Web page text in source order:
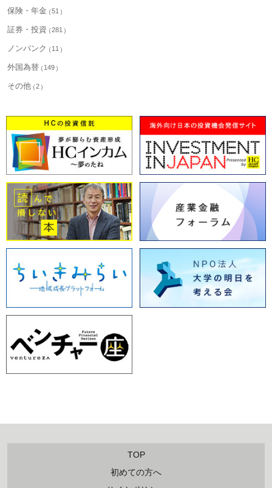
保険・年金 51
証券・投資 281
ノンバンク 11
外国為替 149
その他 2
TOP
初めての方へ